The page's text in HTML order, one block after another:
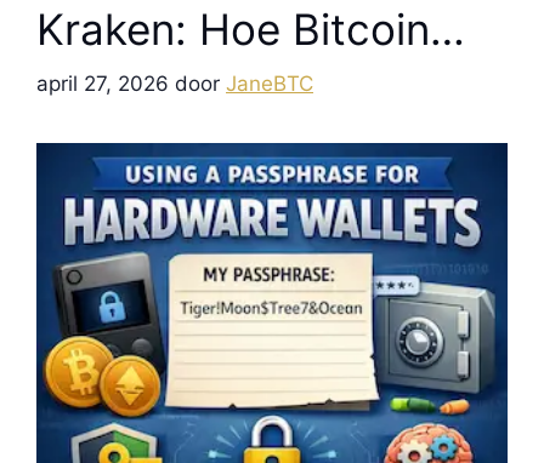
Kraken: Hoe Bitcoin
Hardware Wallet-
Passphrases
Onzichtbare
Vermogens Creëren
april 27, 2026 door JaneBTC